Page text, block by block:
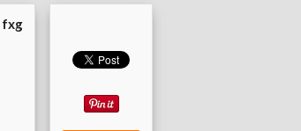
fxg